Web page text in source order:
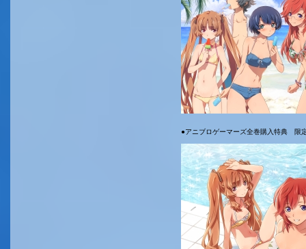
●アニブロゲーマーズ全巻購入特典 限